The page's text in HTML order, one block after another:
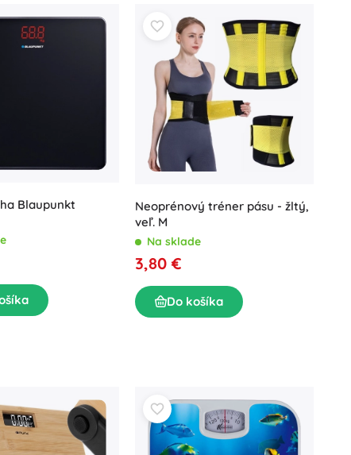
Blaupunkt
Neoprénový tréner pásu - žltý,
veľ. M
Na sklade
3,80 €
Do košíka